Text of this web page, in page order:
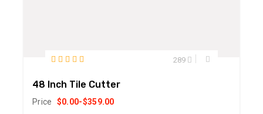
289
48 Inch Tile Cutter
Price $0.00-$359.00